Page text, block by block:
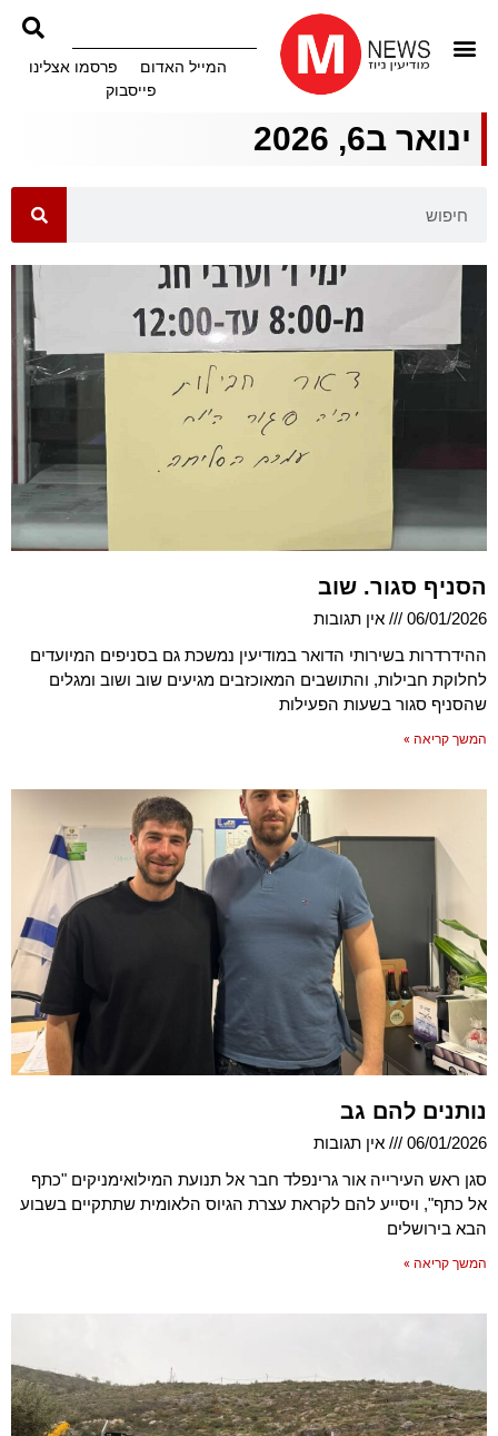
המייל האדום
פרסמו אצלינו
פייסבוק
ינואר ב6, 2026
הסניף סגור. שוב
06/01/2026
אין תגובות
ההידרדרות בשירותי הדואר במודיעין נמשכת גם בסניפים המיועדים
לחלוקת חבילות, והתושבים המאוכזבים מגיעים שוב ושוב ומגלים
שהסניף סגור בשעות הפעילות
המשך קריאה »
נותנים להם גב
06/01/2026
אין תגובות
סגן ראש העירייה אור גרינפלד חבר אל תנועת המילואימניקים "כתף
אל כתף", ויסייע להם לקראת עצרת הגיוס הלאומית שתתקיים בשבוע
הבא בירושלים
המשך קריאה »